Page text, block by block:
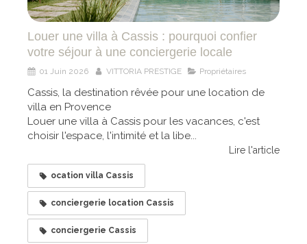
Louer une villa à Cassis : pourquoi confier
votre séjour à une conciergerie locale
01 Juin 2026 VITTORIA PRESTIGE Propriétaires
Cassis, la destination rêvée pour une location de
villa en Provence
Louer une villa à Cassis pour les vacances, c'est
choisir l'espace, l'intimité et la libe...
Lire l'article
ocation villa Cassis
conciergerie location Cassis
conciergerie Cassis